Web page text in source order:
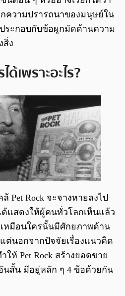
กความปรารถนาของมนุษย์ใน
ระกอบกับข้อผูกมัดด้านความ
สิ่ง
ด้เพราะอะไร?
Pet Rock จะจางหายลงไป
ด้แสดงให้ผู้คนทั่วโลกเห็นแล้ว
หมือนใครนั้นมีศักยภาพด้าน
ต่นอกจากปัจจัยเรื่องแนวคิด
ห้ Pet Rock สร้างยอดขาย
นสั้น มีอยู่หลัก ๆ 4 ข้อด้วยกัน